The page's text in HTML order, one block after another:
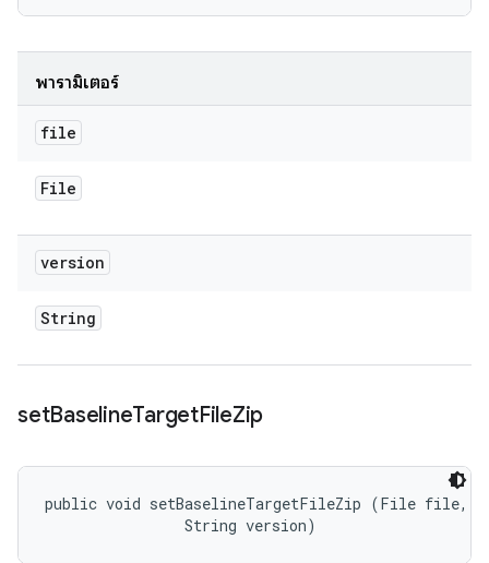
พารามิเตอร์
file
File
version
String
setBaselineTargetFileZip
public void setBaselineTargetFileZip (File file,
                String version)